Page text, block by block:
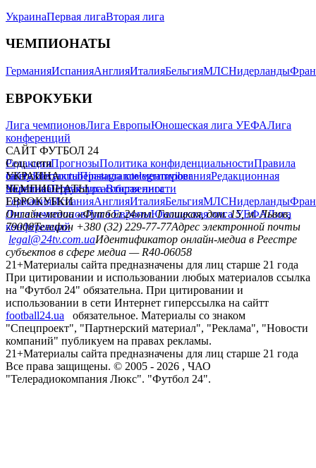
УкраинаПервая лигаВторая лига
ЧЕМПИОНАТЫ
ГерманияИспанияАнглияИталияБельгияМЛСНидерланды
ЕВРОКУБКИ
Лига чемпионовЛига ЕвропыЮношеская лига УЕФАЛига
конференций
САЙТ ФУТБОЛ 24
РедакцияПрогнозыПолитика конфиденциальностиПравила
сайтуКонтактыПравила комментированияРедакционная
политикаСтруктура собственности
Соц. сети
facebookxyoutubeinstagramtelegramviber
УКРАИНА
УкраинаПервая лигаВторая лига
ЧЕМПИОНАТЫ
ГерманияИспанияАнглияИталияБельгияМЛСНидерланды
ЕВРОКУБКИ
Лига чемпионовЛига ЕвропыЮношеская лига УЕФАЛига
конференций
Онлайн-медиа «Футбол 24»пл. Галицкая, дом. 15, м. Львов,
79008Телефон +380 (32) 229-77-77Адрес электронной почты
legal@24tv.com.uaИдентификатор онлайн-медиа в Реестре
субъектов в сфере медиа — R40-06058
21+Материалы сайта предназначены для лиц старше 21 года
При цитировании и использовании любых материалов ссылка
на "Футбол 24" обязательна. При цитировании и
использовании в сети Интернет гиперссылка на сайтт
football24.ua
обязательное. Материалы со знаком
"Спецпроект", "Партнерский материал", "Реклама", "Новости
компаний" публикуем на правах рекламы.
21+Материалы сайта предназначены для лиц старше 21 года
Все права защищены. © 2005 - 2026 , ЧАО
"Телерадиокомпания Люкс". "Футбол 24".